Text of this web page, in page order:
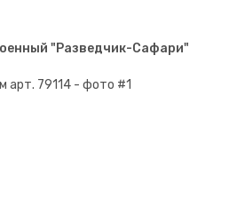
"Разведчик-Сафари"